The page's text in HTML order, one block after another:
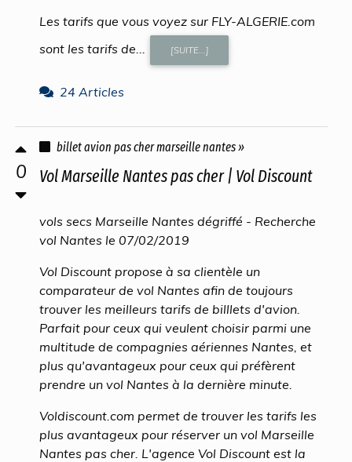
Les tarifs que vous voyez sur FLY-ALGERIE.com
sont les tarifs de...
[SUITE...]
24 Articles
0
billet avion pas cher marseille nantes »
Vol Marseille Nantes pas cher | Vol Discount
vols secs Marseille Nantes dégriffé - Recherche
vol Nantes le 07/02/2019
Vol Discount propose à sa clientèle un
comparateur de vol Nantes afin de toujours
trouver les meilleurs tarifs de billlets d'avion.
Parfait pour ceux qui veulent choisir parmi une
multitude de compagnies aériennes Nantes, et
plus qu'avantageux pour ceux qui préfèrent
prendre un vol Nantes à la dernière minute.
Voldiscount.com permet de trouver les tarifs les
plus avantageux pour réserver un vol Marseille
Nantes pas cher. L'agence Vol Discount est la